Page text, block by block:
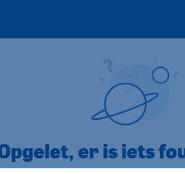
er is iets